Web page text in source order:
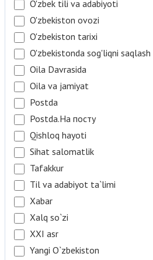
O'zbek tili va adabiyoti
O'zbekiston ovozi
O'zbekiston tarixi
O'zbekistonda sog'liqni saqlash
Oila Davrasida
Oila va jamiyat
Postda
Postda.На посту
Qishloq hayoti
Sihat salomatlik
Tafakkur
Til va adabiyot ta`limi
Xabar
Xalq so`zi
XXI asr
Yangi O`zbekiston